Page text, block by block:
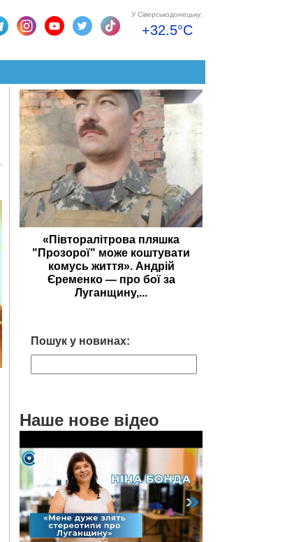
У Сіверськодонецьку:
+32.5°C
«Півторалітрова пляшка
"Прозорої" може коштувати
комусь життя». Андрій
Єременко — про бої за
Луганщину,...
Пошук у новинах:
Наше нове відео